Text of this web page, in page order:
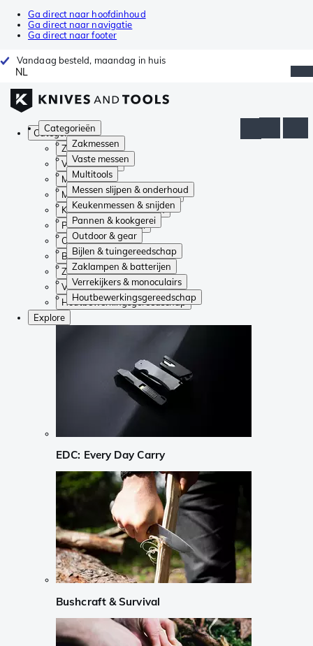
Ga direct naar hoofdinhoud
Ga direct naar navigatie
Ga direct naar footer
Vandaag besteld, maandag in huis
NL
Categorieën
Zakmessen
Vaste messen
Multitools
Messen slijpen & onderhoud
Keukenmessen & snijden
Pannen & kookgerei
Outdoor & gear
Bijlen & tuingereedschap
Zaklampen & batterijen
Verrekijkers & monoculairs
Houtbewerkingsgereedschap
Categorieën
Zakmessen
Vaste messen
Multitools
Messen slijpen & onderhoud
Keukenmessen & snijden
Pannen & kookgerei
Outdoor & gear
Bijlen & tuingereedschap
Zaklampen & batterijen
Verrekijkers & monoculairs
Houtbewerkingsgereedschap
Explore
EDC: Every Day Carry
Bushcraft & Survival